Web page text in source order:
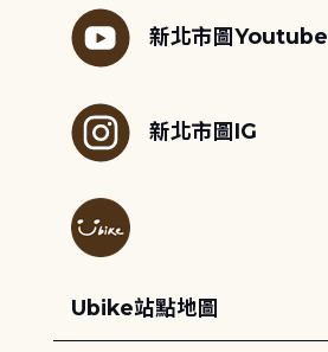
新北市圖Youtube
新北市圖IG
Ubike站點地圖